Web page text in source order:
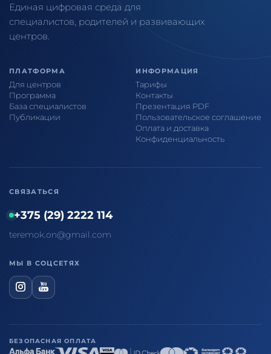
Единая цифровая среда для
специалистов, родителей и развивающих
центров.
ПЛАТФОРМА
Для центров
Программа
База специалистов
Публикации
ИНФОРМАЦИЯ
Тарифы
Контакты
Презентация PDF
Пользовательское соглашение
Оплата и доставка
Конфиденциальность
СВЯЗАТЬСЯ
+375 (29) 2222 114
teremok.on@gmail.com
МЫ В СОЦСЕТЯХ
БЕЗОПАСНАЯ ОПЛАТА